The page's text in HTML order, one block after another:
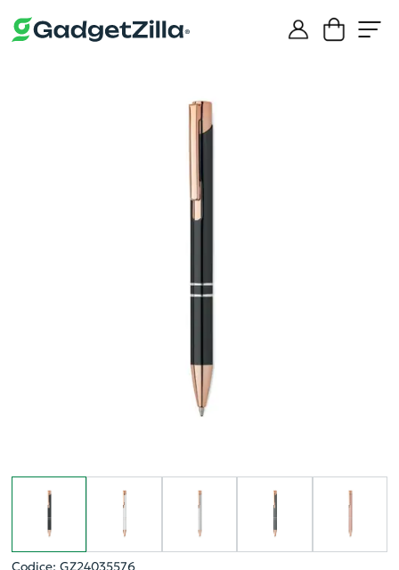
Codice: GZ24035576